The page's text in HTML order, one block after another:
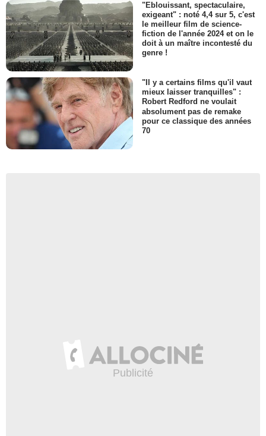
"Eblouissant, spectaculaire,
exigeant" : noté 4,4 sur 5, c'est
le meilleur film de science-
fiction de l'année 2024 et on le
doit à un maître incontesté du
genre !
"Il y a certains films qu'il vaut
mieux laisser tranquilles" :
Robert Redford ne voulait
absolument pas de remake
pour ce classique des années
70